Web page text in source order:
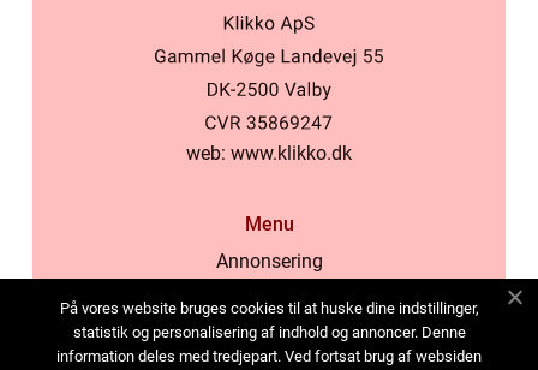
web: www.klikko.dk
Menu
Annonsering
Cookies
Kontakta oss
På vores website bruges cookies til at huske dine indstillinger,
statistik og personalisering af indhold og annoncer. Denne
information deles med tredjepart. Ved fortsat brug af websiden